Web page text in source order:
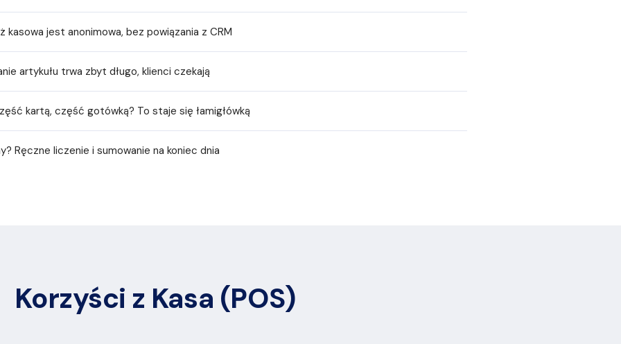
kasowa jest anonimowa, bez powiązania z CRM
artykułu trwa zbyt długo, klienci czekają
kartą, część gotówką? To staje się łamigłówką
Ręczne liczenie i sumowanie na koniec dnia
Korzyści z Kasa (POS)